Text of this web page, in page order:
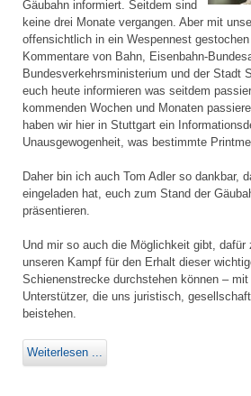
Gäubahn informiert. Seitdem sind
keine drei Monate vergangen. Aber mit
offensichtlich in ein Wespennest
Kommentare von Bahn, Eisenbahn-
Bundesverkehrsministerium und der Stadt
euch heute informieren was seitdem
kommenden Wochen und Monaten
haben wir hier in Stuttgart ein
Unausgewogenheit, was bestimmte
Daher bin ich auch Tom Adler so dankbar,
eingeladen hat, euch zum Stand der
präsentieren.
Und mir so auch die Möglichkeit gibt, dafür
unseren Kampf für den Erhalt dieser
Schienenstrecke durchstehen können –
Unterstützer, die uns juristisch,
beistehen.
Weiterlesen ...